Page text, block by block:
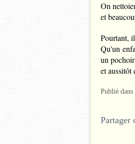
On
et
Pourtant,
Qu'un
un
et aussitôt
Publié dans
Partager